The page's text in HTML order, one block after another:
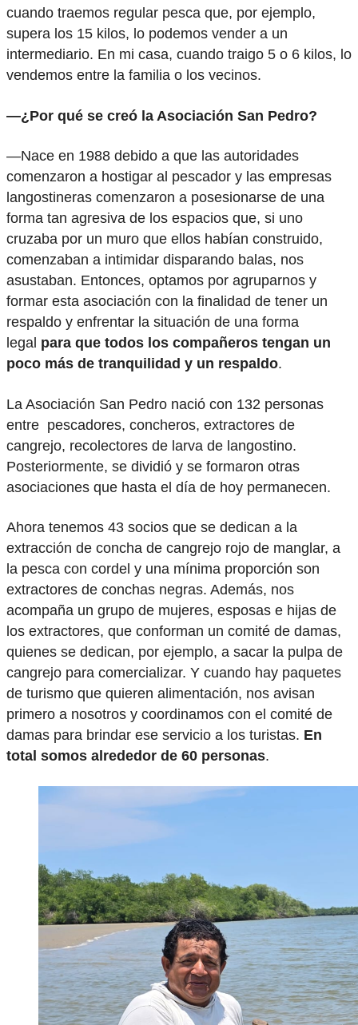
cuando traemos regular pesca que, por ejemplo,
supera los 15 kilos, lo podemos vender a un
intermediario. En mi casa, cuando traigo 5 o 6 kilos, lo
vendemos entre la familia o los vecinos.
—¿Por qué se creó la Asociación San Pedro?
—Nace en 1988 debido a que las autoridades
comenzaron a hostigar al pescador y las empresas
langostineras comenzaron a posesionarse de una
forma tan agresiva de los espacios que, si uno
cruzaba por un muro que ellos habían construido,
comenzaban a intimidar disparando balas, nos
asustaban. Entonces, optamos por agruparnos y
formar esta asociación con la finalidad de tener un
respaldo y enfrentar la situación de una forma
legal para que todos los compañeros tengan un
poco más de tranquilidad y un respaldo.
La Asociación San Pedro nació con 132 personas
entre pescadores, concheros, extractores de
cangrejo, recolectores de larva de langostino.
Posteriormente, se dividió y se formaron otras
asociaciones que hasta el día de hoy permanecen.
Ahora tenemos 43 socios que se dedican a la
extracción de concha de cangrejo rojo de manglar, a
la pesca con cordel y una mínima proporción son
extractores de conchas negras. Además, nos
acompaña un grupo de mujeres, esposas e hijas de
los extractores, que conforman un comité de damas,
quienes se dedican, por ejemplo, a sacar la pulpa de
cangrejo para comercializar. Y cuando hay paquetes
de turismo que quieren alimentación, nos avisan
primero a nosotros y coordinamos con el comité de
damas para brindar ese servicio a los turistas. En
total somos alrededor de 60 personas.